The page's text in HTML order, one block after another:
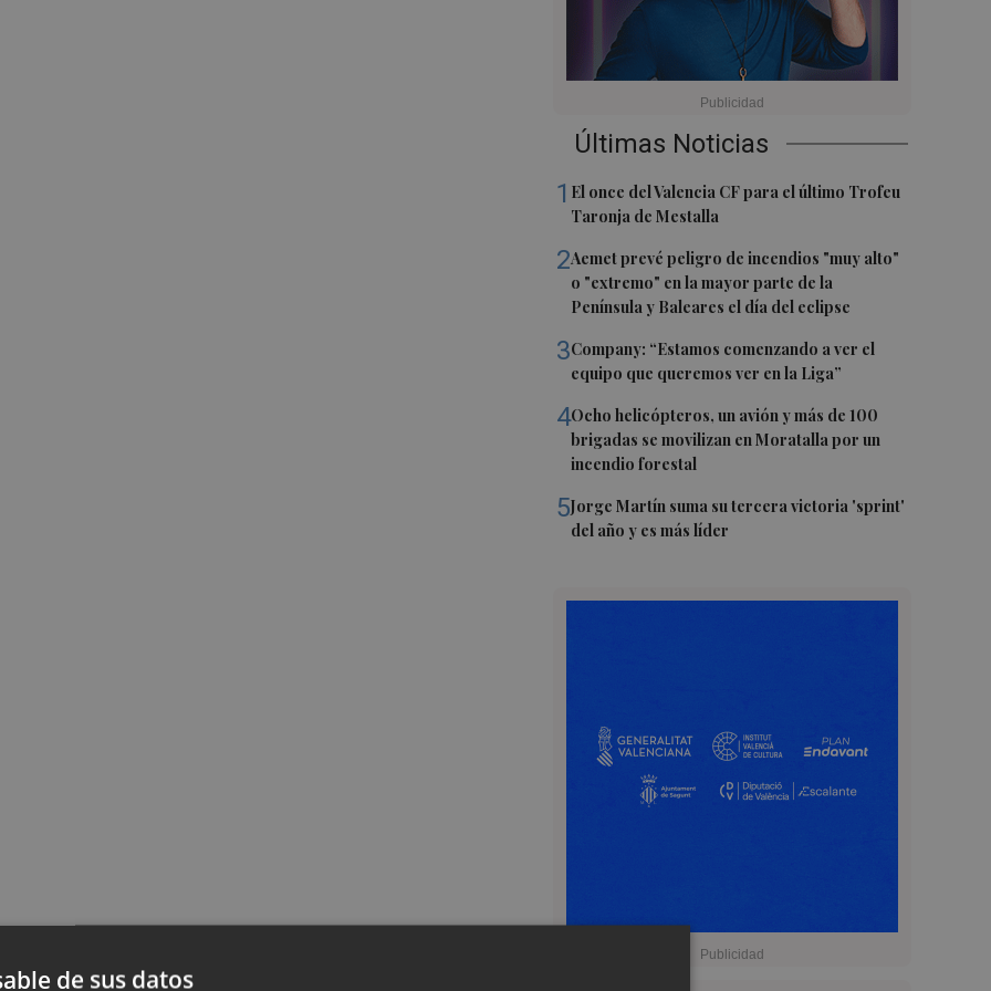
Últimas Noticias
1 El once del Valencia CF para el último Trofeu
Taronja de Mestalla
2Aemet prevé peligro de incendios "muy alto"
o "extremo" en la mayor parte de la
Península y Baleares el día del eclipse
3Company: “Estamos comenzando a ver el
equipo que queremos ver en la Liga”
4Ocho helicópteros, un avión y más de 100
brigadas se movilizan en Moratalla por un
incendio forestal
5Jorge Martín suma su tercera victoria 'sprint'
del año y es más líder
de sus datos